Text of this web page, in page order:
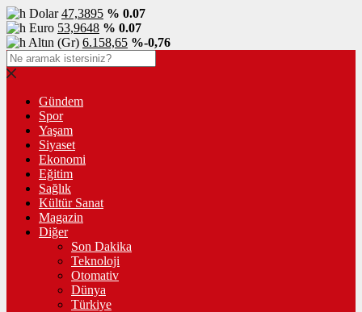
Dolar47,3895 % 0.07
Euro 53,9648 % 0.07
Altın (Gr) 6.158,65 %-0,76
Gündem
Spor
Yaşam
Siyaset
Ekonomi
Eğitim
Sağlık
Kültür Sanat
Magazin
Diğer
Son Dakika
Teknoloji
Otomativ
Dünya
Türkiye